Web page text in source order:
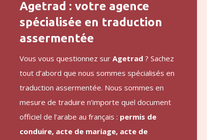
Agetrad : votre agence
spécialisée en traduction
assermentée
Vous vous questionnez sur Agetrad ? Sachez
tout d’abord que nous sommes spécialisés en
traduction assermentée. Nous sommes en
mesure de traduire n’importe quel document
officiel de l’arabe au français : permis de
conduire, acte de mariage, acte de